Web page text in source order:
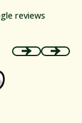
reviews